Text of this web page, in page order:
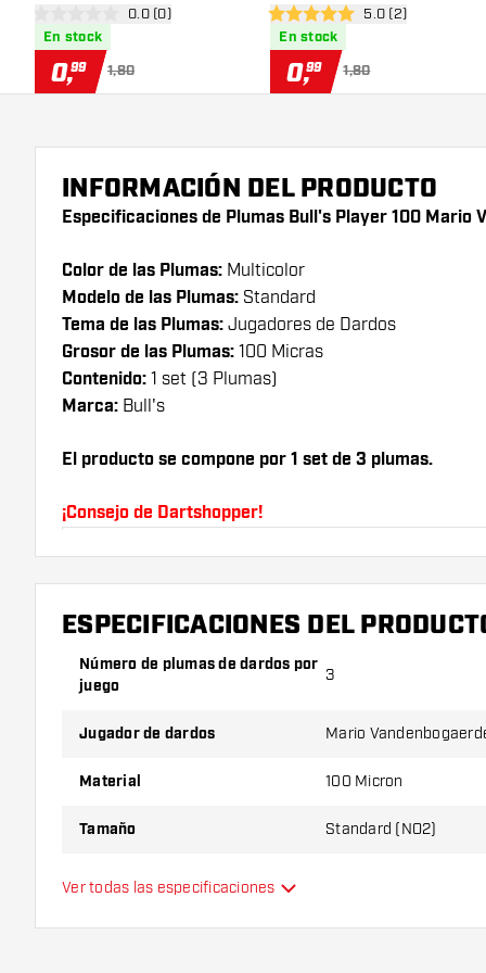
abrir panel de reseñas
0 estrellas de puntuación
0.0 (0)
En stock
0,99 1,80
abrir panel de
5 estrellas de puntuación
5.0 (2)
En stock
0,99 1,80
INFORMACIÓN DEL PRODUCTO
Especificaciones de Plumas Bull's Player 100 Mario
Color de las Plumas: Multicolor
Modelo de las Plumas: Standard
Tema de las Plumas: Jugadores de Dardos
Grosor de las Plumas: 100 Micras
Contenido: 1 set (3 Plumas)
Marca: Bull's
El producto se compone por 1 set de 3 plumas.
¡Consejo de Dartshopper!
Asegúrate de tener suficientes plumas y cañas.
romperse con el uso.
descubrir qué variante es mejor para ti.
ESPECIFICACIONES DEL
Número de plumas de dardos por
juego
3
Jugador de dardos Mario
Material 100 Micron
Tamaño Standard (NO2)
Flexibilidad
Ver todas las especificaciones